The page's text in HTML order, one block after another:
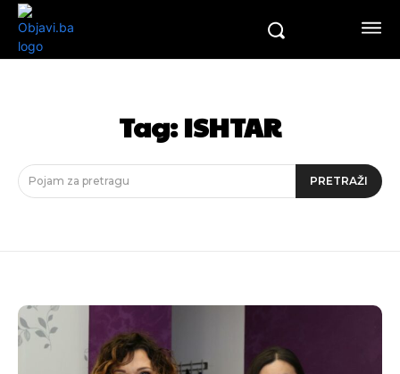
Tag:ISHTAR
Pojam za pretragu PRETRAŽI